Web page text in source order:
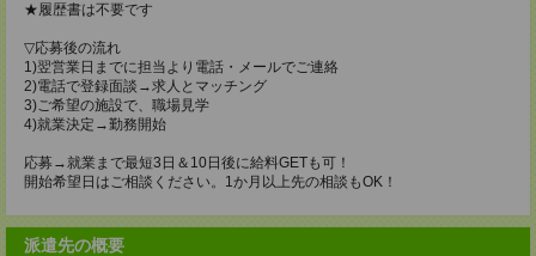
★履歴書は不要です
▽応募後の流れ
1)翌営業日までに担当より電話・メールでご連絡
2)電話で登録面談→求人とマッチング
3)ご希望の施設で、職場見学
4)就業決定→勤務開始
応募→就業まで最短3日＆10日後に給料GETも可！
開始希望日はご相談ください。1か月以上先の相談もOK！
派遣先の概要